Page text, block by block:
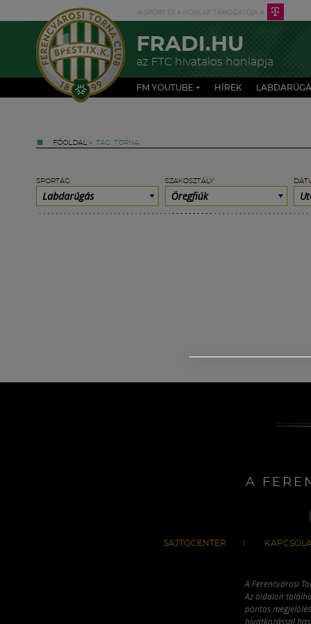
FRADI.HU
az FTC hivatalos honlapja
FM YOUTUBE + HÍREK
FŐOLDAL » TAG: TORNA
SPORTÁG
Labdarúgás
SZAKOSZTÁLY
Öregfiúk
A
SAJTÓCENTER
A Ferencvárosi
Az oldalon
pontos
hivatkozással